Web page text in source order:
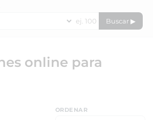
Buscar ▶
online para
ORDENAR